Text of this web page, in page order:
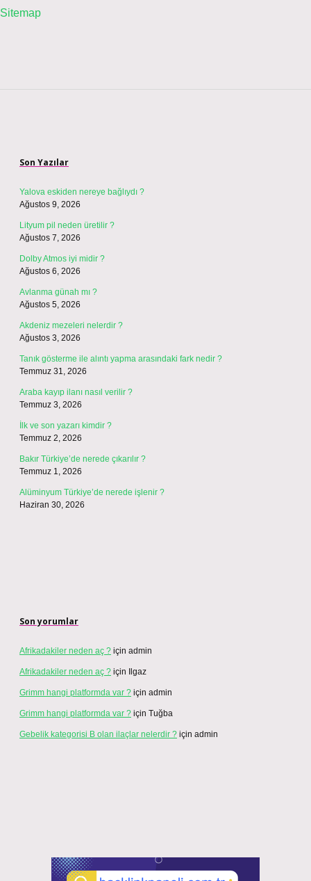
Sitemap
Son Yazılar
Yalova eskiden nereye bağlıydı ?
Ağustos 9, 2026
Lityum pil neden üretilir ?
Ağustos 7, 2026
Dolby Atmos iyi midir ?
Ağustos 6, 2026
Avlanma günah mı ?
Ağustos 5, 2026
Akdeniz mezeleri nelerdir ?
Ağustos 3, 2026
Tanık gösterme ile alıntı yapma arasındaki fark nedir ?
Temmuz 31, 2026
Araba kayıp ilanı nasıl verilir ?
Temmuz 3, 2026
İlk ve son yazarı kimdir ?
Temmuz 2, 2026
Bakır Türkiye’de nerede çıkarılır ?
Temmuz 1, 2026
Alüminyum Türkiye’de nerede işlenir ?
Haziran 30, 2026
Son yorumlar
Afrikadakiler neden aç ? için admin
Afrikadakiler neden aç ? için Ilgaz
Grimm hangi platformda var ? için admin
Grimm hangi platformda var ? için Tuğba
Gebelik kategorisi B olan ilaçlar nelerdir ? için admin